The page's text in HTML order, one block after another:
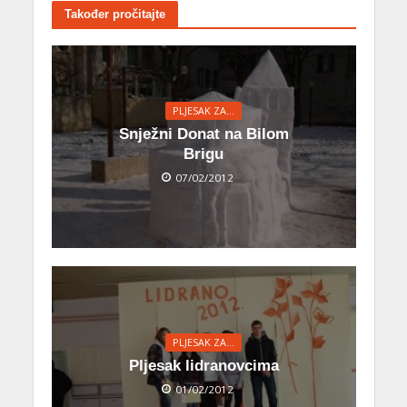
Također pročitajte
PLJESAK ZA...
Snježni Donat na Bilom
Brigu
07/02/2012
PLJESAK ZA...
Pljesak lidranovcima
01/02/2012